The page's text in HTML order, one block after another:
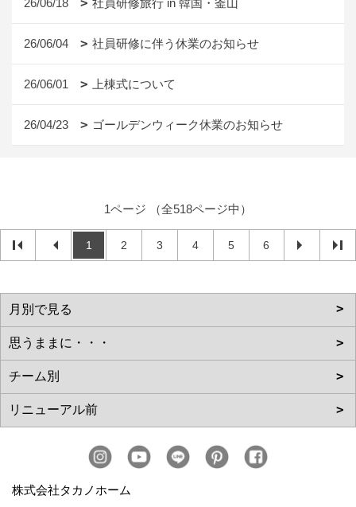
26/06/18 社員研修旅行 in 韓国・釜山
26/06/04 社員研修に伴う休業のお知らせ
26/06/01 上棟式について
26/04/23 ゴールデンウィーク休業のお知らせ
1ページ （全518ページ中）
1 2 3 4 5 6
株式会社タカノホーム